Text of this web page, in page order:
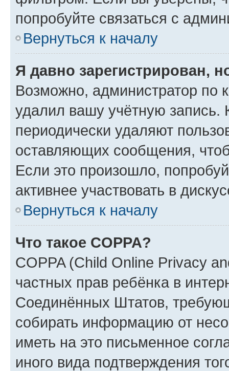
попробуйте связаться с
Вернуться к началу
Я давно зарегистрирован,
Возможно, администратор по
удалил вашу учётную запись.
периодически удаляют
оставляющих сообщения,
Если это произошло,
активнее участвовать в
Вернуться к началу
Что такое COPPA?
COPPA (Child Online Privacy
частных прав ребёнка в
Соединённых Штатов,
собирать информацию от
иметь на это письменное
иного вида подтверждения